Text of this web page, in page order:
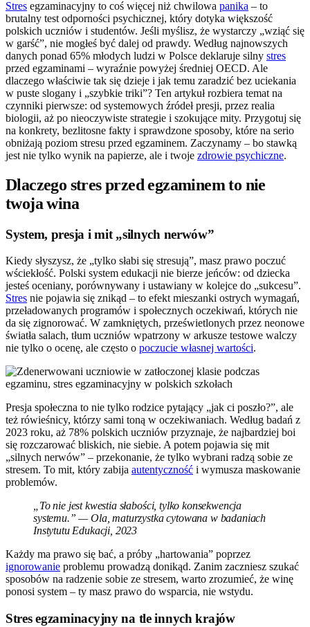
Stres egzaminacyjny to coś więcej niż chwilowa panika – to
brutalny test odporności psychicznej, który dotyka większość
polskich uczniów i studentów. Jeśli myślisz, że wystarczy „wziąć się
w garść”, nie mogłeś być dalej od prawdy. Według najnowszych
danych ponad 65% młodych ludzi w Polsce deklaruje silny stres
przed egzaminami – wyraźnie powyżej średniej OECD. Ale
dlaczego właściwie tak się dzieje i jak temu zaradzić bez uciekania
w puste slogany i „szybkie triki”? Ten artykuł rozbiera temat na
czynniki pierwsze: od systemowych źródeł presji, przez realia
biologii, aż po nieoczywiste strategie i szokujące mity. Przygotuj się
na konkrety, bezlitosne fakty i sprawdzone sposoby, które na serio
obniżają poziom stresu przed egzaminem. Zaczynamy – bo stawką
jest nie tylko wynik na papierze, ale i twoje zdrowie psychiczne.
Dlaczego stres przed egzaminem to nie
twoja wina
System, presja i mit „silnych nerwów”
Kiedy słyszysz, że „tylko słabi się stresują”, masz prawo poczuć
wściekłość. Polski system edukacji nie bierze jeńców: od dziecka
jesteś oceniany, porównywany i ustawiany w kolejce do „sukcesu”.
Stres nie pojawia się znikąd – to efekt mieszanki ostrych wymagań,
przeładowanych programów i społecznych oczekiwań, których nie
da się zignorować. W zamkniętych, prześwietlonych przez neonowe
światła salach, tłum uczniów wpatrzony w arkusze testowe walczy
nie tylko o ocenę, ale często o poczucie własnej wartości.
Presja społeczna to nie tylko rodzice pytający „jak ci poszło?”, ale
też rówieśnicy, którzy sami toną w oczekiwaniach. Według badań z
2023 roku, aż 78% polskich uczniów przyznaje, że najbardziej boi
się rozczarować bliskich, nie siebie. A potem pojawia się mit
„silnych nerwów” – przekonanie, że tylko wybrani radzą sobie ze
stresem. To mit, który zabija autentyczność i wymusza maskowanie
problemów.
„To nie jest kwestia słabości, tylko konsekwencja
systemu.” — Ola, maturzystka cytowana w badaniach
Instytutu Edukacji, 2023
Każdy ma prawo się bać, a próby „hartowania” poprzez
ignorowanie problemu prowadzą donikąd. Zanim zaczniesz szukać
sposobów na radzenie sobie ze stresem, warto zrozumieć, że winę
ponosi system – ty masz prawo do wsparcia, nie wstydu.
Stres egzaminacyjny na tle innych krajów